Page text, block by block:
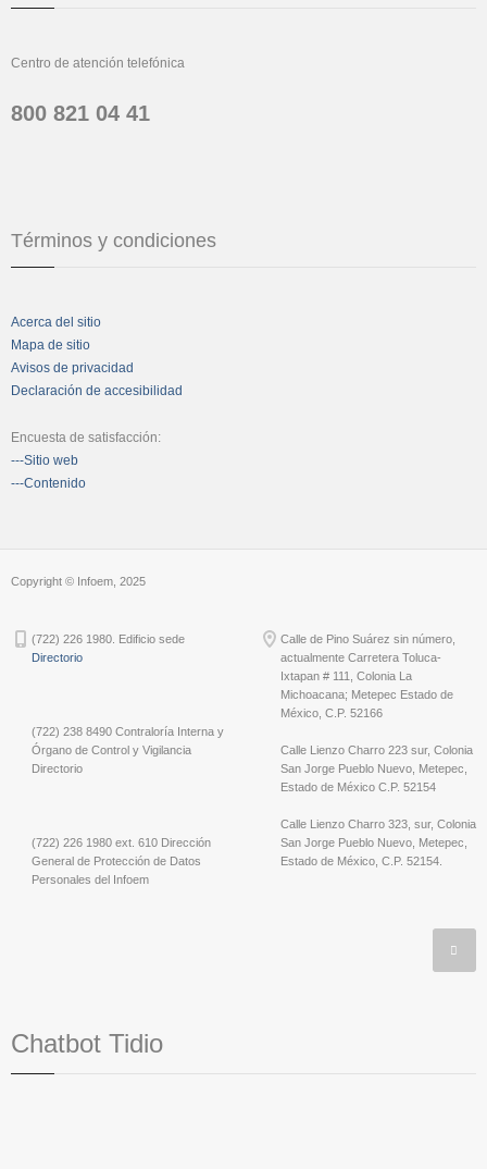
Centro de atención telefónica
800 821 04 41
Términos y condiciones
Acerca del sitio
Mapa de sitio
Avisos de privacidad
Declaración de accesibilidad
Encuesta de satisfacción:
---Sitio web
---Contenido
Copyright © Infoem, 2025
(722) 226 1980. Edificio sede
Directorio
(722) 238 8490 Contraloría Interna y
Órgano de Control y Vigilancia
Directorio
(722) 226 1980 ext. 610 Dirección
General de Protección de Datos
Personales del Infoem
Calle de Pino Suárez sin número,
actualmente Carretera Toluca-
Ixtapan # 111, Colonia La
Michoacana; Metepec Estado de
México, C.P. 52166
Calle Lienzo Charro 223 sur, Colonia
San Jorge Pueblo Nuevo, Metepec,
Estado de México C.P. 52154
Calle Lienzo Charro 323, sur, Colonia
San Jorge Pueblo Nuevo, Metepec,
Estado de México, C.P. 52154.
Chatbot Tidio